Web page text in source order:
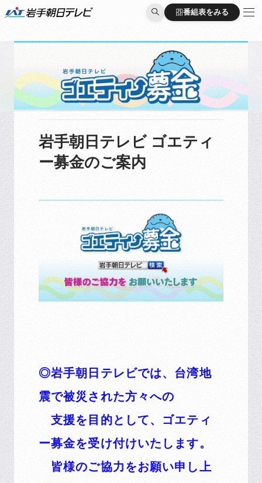
番組表をみる
番組表をみる
岩手朝日テレビ ゴエティ
ー募金のご案内
◎岩手朝日テレビでは、台湾地
震で被災された方々への
支援を目的として、ゴエティ
ー募金を受け付けいたします。
皆様のご協力をお願い申し上